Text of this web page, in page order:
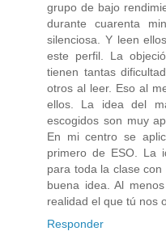
grupo de bajo
durante cuarenta
silenciosa. Y leen
este perfil. La
tienen tantas
otros al leer. Eso al
ellos. La idea del
escogidos son muy
En mi centro se
primero de ESO. La
para toda la clase
buena idea. Al
realidad el que tú nos
Responder